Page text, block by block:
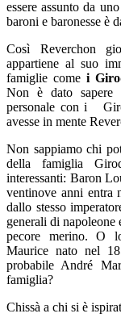
essere assunto da
baroni e baronesse è
Così Reverchon
appartiene al suo
famiglie come i
Non è dato sapere
personale con i
avesse in mente
Non sappiamo chi
della famiglia
interessanti: Baron
ventinove anni entra
dallo stesso
generali di
pecore merino. O
Maurice nato nel
probabile André
famiglia?
Chissà a chi si è